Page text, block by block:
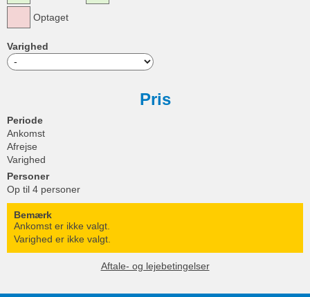
Optaget
Varighed
Pris
Periode
Ankomst
Afrejse
Varighed
Personer
Op til 4 personer
Bemærk
Ankomst er ikke valgt.
Varighed er ikke valgt.
Aftale- og lejebetingelser